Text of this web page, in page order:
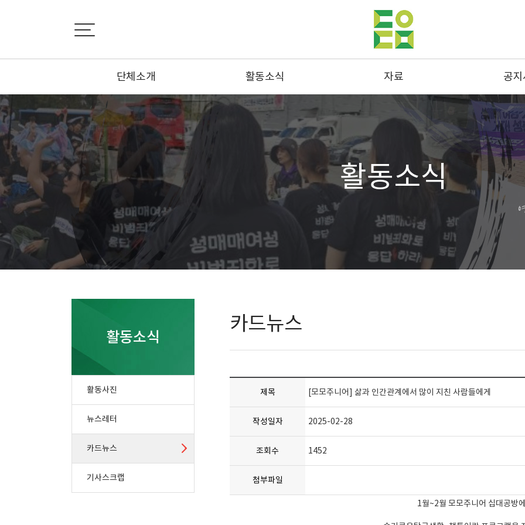
단체소개
설립취지서
비전선언문
오시는 길
활동소식
활동사진
뉴스레터
카드뉴스
기사스크랩
자료
성명 및 연명
공
공지
결산
채
활동소식
활동소식
활동사진
뉴스레터
카드뉴스
기사스크랩
카드뉴스
제목 [모모주니어] 삶과 인간관계에서 많이 지친 사람들에게
작성일자 2025-02-28
조회수 1452
첨부파일
1월~2월 모모주니어 십대공방